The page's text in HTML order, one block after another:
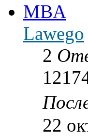
MBA
Lawego
2
22